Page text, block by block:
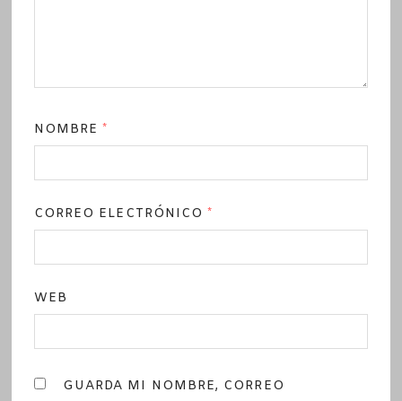
NOMBRE*
CORREO ELECTRÓNICO*
WEB
GUARDA MI NOMBRE, CORREO